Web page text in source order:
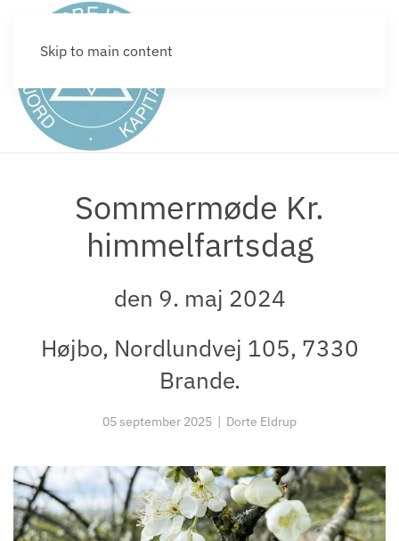
Skip to main content
Sommermøde Kr.
himmelfartsdag
den 9. maj 2024
Højbo, Nordlundvej 105, 7330
Brande.
05 september 2025 | Dorte Eldrup